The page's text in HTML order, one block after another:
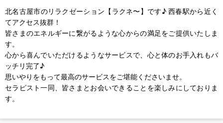
北名古屋市のリラクゼーション【ラクネ〜】です♪ 西春駅から近く
てアクセス抜群！
皆さまのエネルギーに繋がるような心からの満足をご提供いたしま
す。
心から喜んでいただけるようなサービスで、心と体のお手入れもバ
ッチリ完了♪
思いやりをもって最高のサービスをご堪能くださいませ。
セラピスト一同、皆さまとお会いできることを楽しみにしておりま
す。